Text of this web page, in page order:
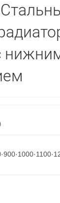
·900·1000·1100·